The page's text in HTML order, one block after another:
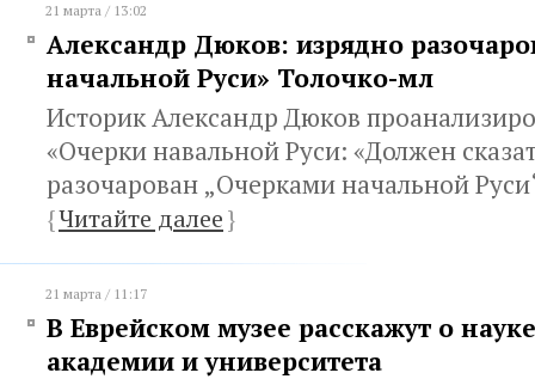
21 марта / 13:02
Александр Дюков: изрядно
начальной Руси» Толочко-мл
Историк Александр Дюков
«Очерки навальной Руси: «Должен
разочарован „Очерками начальной
{Читайте далее}
21 марта / 11:17
В Еврейском музее расскажут о
академии и университета